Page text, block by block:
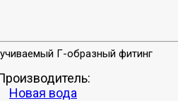
Новая вода